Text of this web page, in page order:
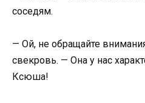
соседям.
— Ой, не обращайте
свекровь. — Она у нас
Ксюша!